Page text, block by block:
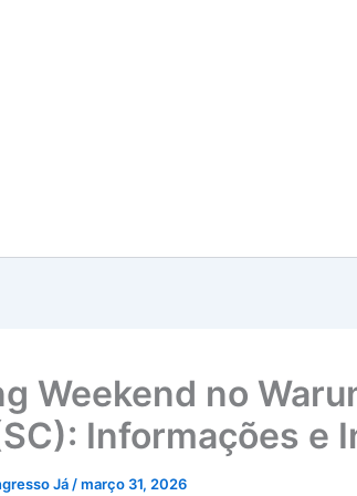
Weekend no
Informações e
Já /março 31, 2026